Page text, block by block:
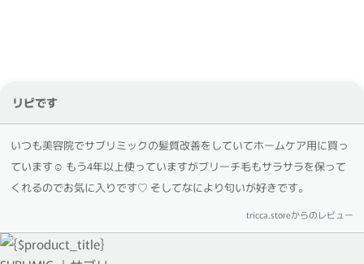
リピです
いつも美容院でサブリミックの髪質改善をしていてホームケア用に買っ
ています☺︎ もう4年以上使っていますがブリーチ毛もサラサラを保って
くれるのでお気に入りです♡ そしてなにより匂いが好きです。
tricca.storeからのレビュー